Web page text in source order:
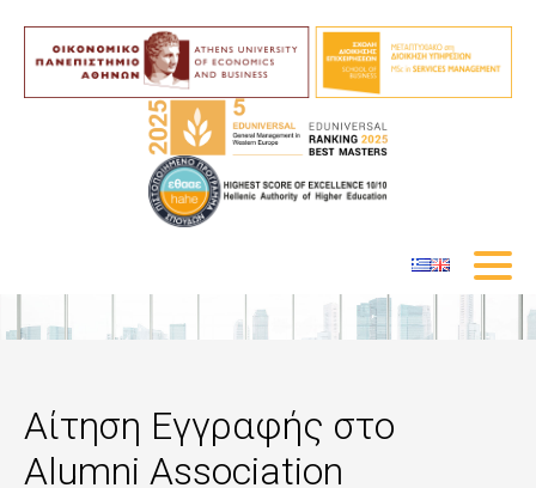
Αίτηση Εγγραφής στο
Alumni Association